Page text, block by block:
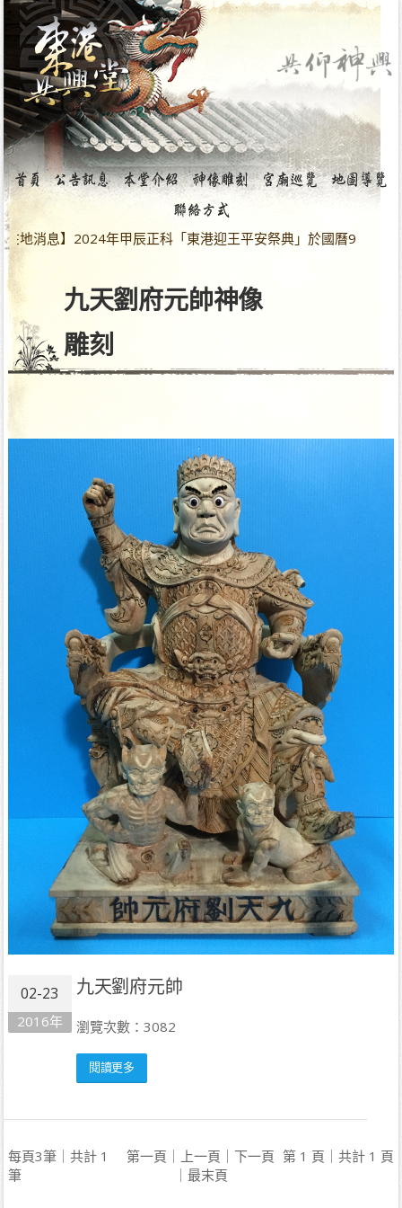
消息】2024年甲辰正科「東港迎王平安祭典」於國曆9月28日～
九天劉府元帥神像
雕刻
02-23
2016年
九天劉府元帥
瀏覽次數：3082
閱讀更多
每頁3筆｜共計 1
筆
第一頁｜上一頁｜下一頁
｜最末頁
第 1 頁｜共計 1 頁